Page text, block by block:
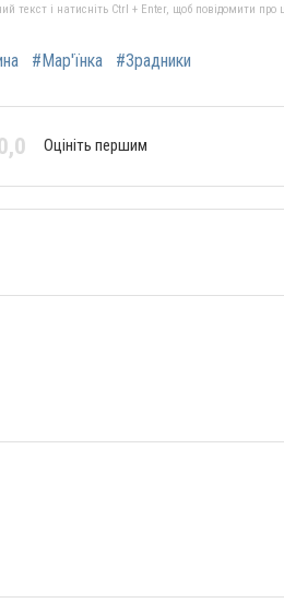
текст і натисніть Ctrl + Enter, щоб повідомити про
#Мар'їнка #Зрадники
Оцініть першим